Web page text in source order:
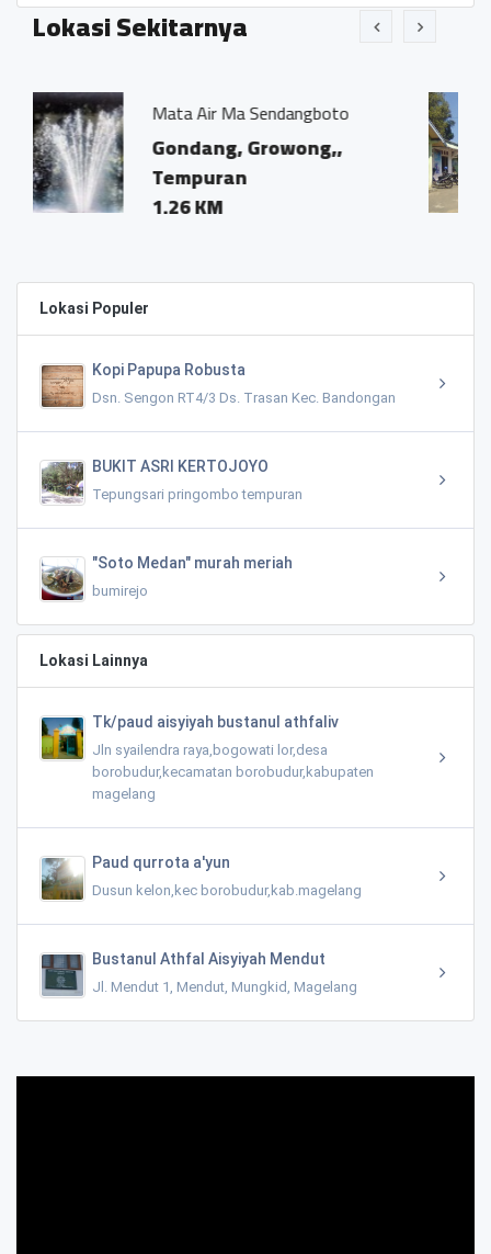
Lokasi Sekitarnya
Ma Sendangboto
Growong,,
BALAI DESA
Sidosari
Lokasi Populer
Kopi Papupa Robusta
Dsn. Sengon RT4/3 Ds. Trasan Kec. Bandongan
BUKIT ASRI KERTOJOYO
Tepungsari pringombo tempuran
"Soto Medan" murah meriah
bumirejo
Lokasi Lainnya
Tk/paud aisyiyah bustanul athfaliv
Jln syailendra raya,bogowati lor,desa
borobudur,kecamatan borobudur,kabupaten
magelang
Paud qurrota a'yun
Dusun kelon,kec borobudur,kab.magelang
Bustanul Athfal Aisyiyah Mendut
Jl. Mendut 1, Mendut, Mungkid, Magelang